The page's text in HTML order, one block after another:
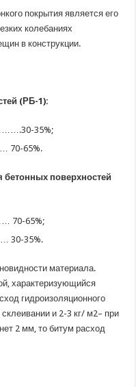
покрытия является его
колебаниях
в конструкции.
(РБ-1):
35%;
70-65%.
поверхностей
70-65%;
30-35%.
материала.
характеризующийся
гидроизоляционного
и 2-3 кг/ м2– при
2 мм, то битум расход